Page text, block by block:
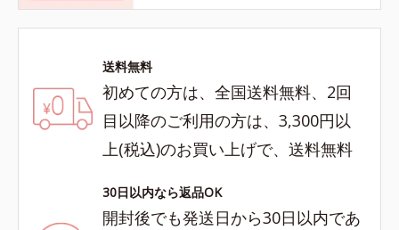
送料無料
初めての方は、全国送料無料、2回
目以降のご利用の方は、3,300円以
上(税込)のお買い上げで、送料無料
30日以内なら返品OK
開封後でも発送日から30日以内であ